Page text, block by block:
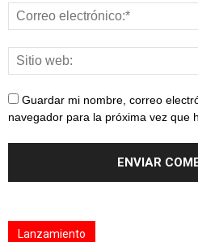
Guardar mi nombre, correo
navegador para la próxima vez que
Lanzamiento